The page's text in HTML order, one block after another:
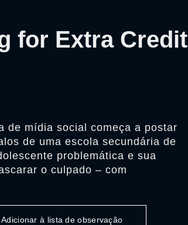
for Extra Credit
de mídia social começa a postar
de uma escola secundária de
problemática e sua
o culpado – com
Adicionar à lista de observação